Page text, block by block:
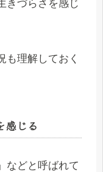
きづらさを感じ
も理解しておく
感じる
などと呼ばれて